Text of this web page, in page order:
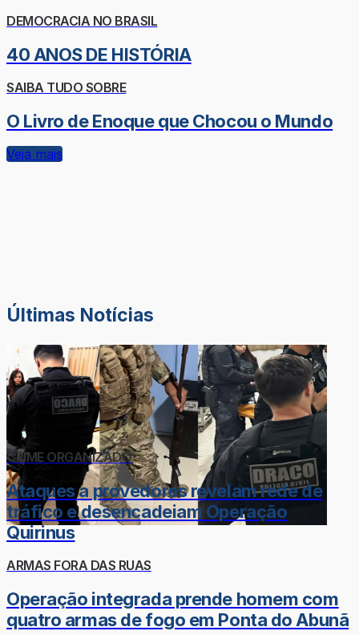
DEMOCRACIA NO BRASIL
40 ANOS DE HISTÓRIA
SAIBA TUDO SOBRE
O Livro de Enoque que Chocou o Mundo
Veja mais
Últimas Notícias
CRIME ORGANIZADO
Ataques a provedores revelam rede de
tráfico e desencadeiam Operação
Quirinus
ARMAS FORA DAS RUAS
Operação integrada prende homem com
quatro armas de fogo em Ponta do Abunã